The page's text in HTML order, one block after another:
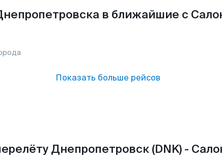
в ближайшие с
Показать больше рейсов
Днепропетровск (DNK) -